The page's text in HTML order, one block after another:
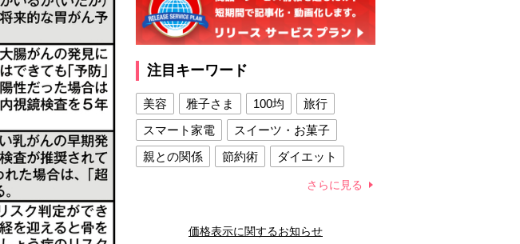
注目キーワード
美容 雅子さま 100均
旅行
スマート家電
スイーツ・お菓子
親との関係
節約術
ダイエット
夫との関係
新津春子 どか食い
さらに見る
価格表示に関するお知らせ